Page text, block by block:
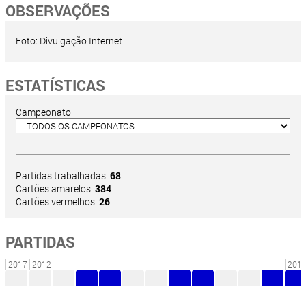
OBSERVAÇÕES
Foto: Divulgação Internet
ESTATÍSTICAS
Campeonato:
Partidas trabalhadas: 68
Cartões amarelos: 384
Cartões vermelhos: 26
PARTIDAS
2017 2012 2011